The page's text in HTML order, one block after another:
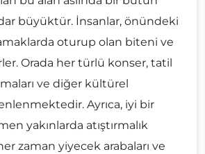
büyüktür. İnsanlar, önündeki
oturup olan biteni ve
Orada her türlü konser, tatil
ve diğer kültürel
Ayrıca, iyi bir
yakınlarda atıştırmalık
zaman yiyecek arabaları ve